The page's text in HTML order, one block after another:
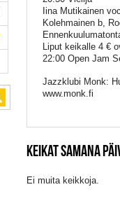
Iina Mutikainen
Kolehmainen b,
Liput keikalle 4 €
22:00 Open Jam
Jazzklubi Monk:
www.monk.fi
KEIKAT SAMANA
Ei muita keikkoja.